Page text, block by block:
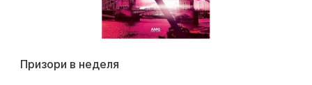
Призори в неделя